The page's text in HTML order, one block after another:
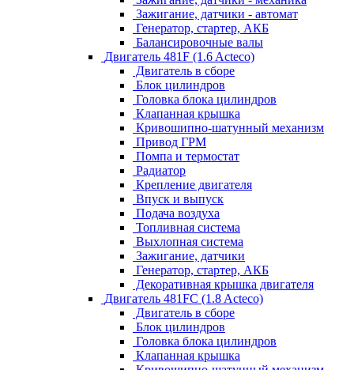
Зажигание, датчики - автомат
Генератор, стартер, АКБ
Балансировочные валы
Двигатель 481F (1.6 Acteco)
Двигатель в сборе
Блок цилиндров
Головка блока цилиндров
Клапанная крышка
Кривошипно-шатунный механизм
Привод ГРМ
Помпа и термостат
Радиатор
Крепление двигателя
Впуск и выпуск
Подача воздуха
Топливная система
Выхлопная система
Зажигание, датчики
Генератор, стартер, АКБ
Декоративная крышка двигателя
Двигатель 481FC (1.8 Acteco)
Двигатель в сборе
Блок цилиндров
Головка блока цилиндров
Клапанная крышка